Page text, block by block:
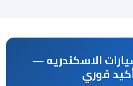
الاسكندريه —
فوري